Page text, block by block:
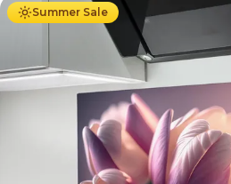
Summer Sale